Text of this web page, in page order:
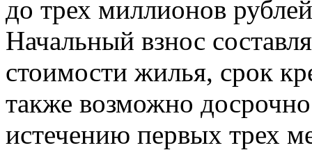
до трех миллионов
Начальный взнос
стоимости жилья, срок
также возможно
истечению первых трех